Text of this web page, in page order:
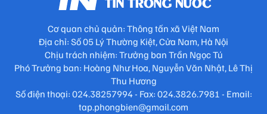
Cơ quan chủ quản: Thông tấn xã Việt Nam
Địa chỉ: Số 05 Lý Thường Kiệt, Cửa Nam, Hà Nội
Chịu trách nhiệm: Trưởng ban Trần Ngọc Tú
Phó Trưởng ban: Hoàng Như Hoa, Nguyễn Văn Nhật, Lê Thị
Thu Hương
Số điện thoại: 024.38257994 - Fax: 024.3826.7981 - Email:
tap.phongbien@gmail.com